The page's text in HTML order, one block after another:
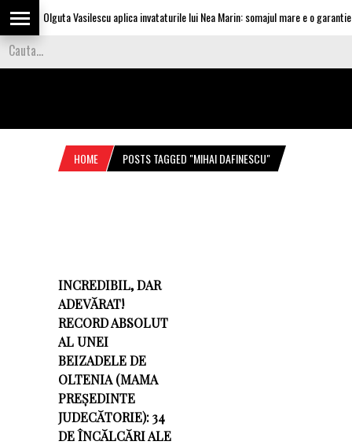
Olguta Vasilescu aplica invataturile lui Nea Marin: somajul mare e o garantie
HOME POSTS TAGGED "MIHAI DAFINESCU"
INCREDIBIL, DAR
ADEVĂRAT!
RECORD ABSOLUT
AL UNEI
BEIZADELE DE
OLTENIA (MAMA
PREȘEDINTE
JUDECĂTORIE): 34
DE ÎNCĂLCĂRI ALE